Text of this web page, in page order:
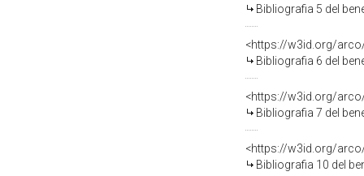
Bibliografia 5 del
<https://w3id.org/
Bibliografia 6 del
<https://w3id.org/
Bibliografia 7 del
<https://w3id.org/
Bibliografia 10 del